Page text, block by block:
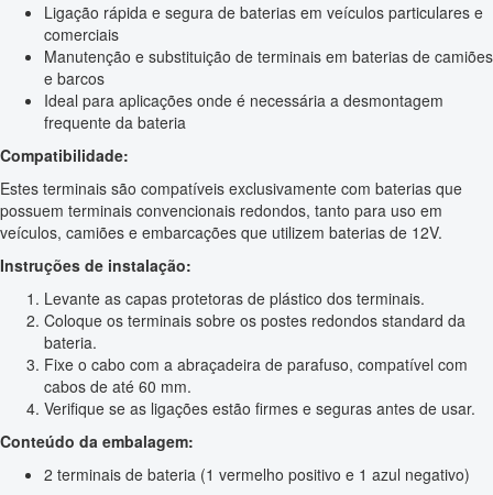
Ligação rápida e segura de baterias em veículos particulares e
comerciais
Manutenção e substituição de terminais em baterias de camiões
e barcos
Ideal para aplicações onde é necessária a desmontagem
frequente da bateria
Compatibilidade:
Estes terminais são compatíveis exclusivamente com baterias que
possuem terminais convencionais redondos, tanto para uso em
veículos, camiões e embarcações que utilizem baterias de 12V.
Instruções de instalação:
Levante as capas protetoras de plástico dos terminais.
Coloque os terminais sobre os postes redondos standard da
bateria.
Fixe o cabo com a abraçadeira de parafuso, compatível com
cabos de até 60 mm.
Verifique se as ligações estão firmes e seguras antes de usar.
Conteúdo da embalagem:
2 terminais de bateria (1 vermelho positivo e 1 azul negativo)